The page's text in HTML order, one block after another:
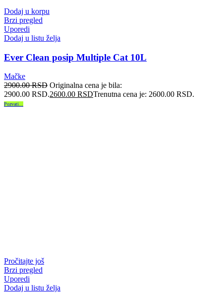
Dodaj u korpu
Brzi pregled
Uporedi
Dodaj u listu želja
Ever Clean posip Multiple Cat 10L
Mačke
2900.00RSD Originalna cena je bila:
2900.00 RSD.2600.00 RSDTrenutna cena je: 2600.00 RSD.
Pozvati...
Pročitajte još
Brzi pregled
Uporedi
Dodaj u listu želja